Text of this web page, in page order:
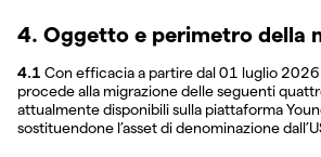
4. Oggetto e perimetro della
4.1 Con efficacia a partire dal 01 luglio
procede alla migrazione delle seguenti
attualmente disponibili sulla piattaforma
sostituendone l’asset di denominazione